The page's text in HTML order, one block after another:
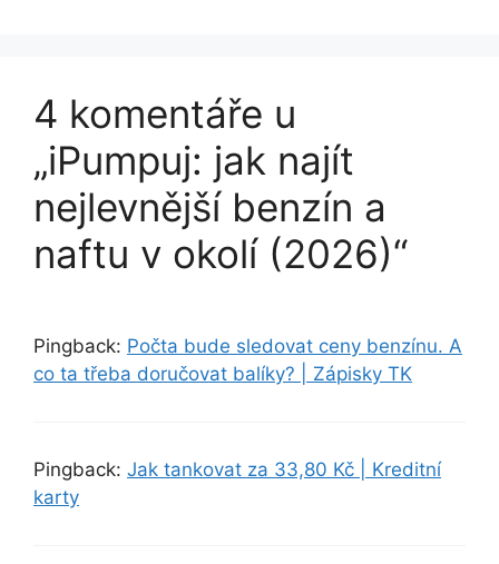
4 komentáře u
„iPumpuj: jak najít
nejlevnější benzín a
naftu v okolí (2026)“
Pingback: Počta bude sledovat ceny benzínu. A
co ta třeba doručovat balíky? | Zápisky TK
Pingback: Jak tankovat za 33,80 Kč | Kreditní
karty